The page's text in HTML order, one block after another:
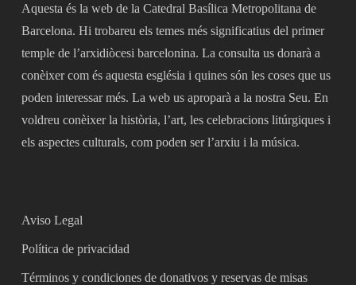
Aquesta és la web de la Catedral Basílica Metropolitana de
Barcelona. Hi trobareu els temes més significatius del primer
temple de l’arxidiòcesi barcelonina. La consulta us donarà a
conèixer com és aquesta església i quines són les coses que us
poden interessar més. La web us aproparà a la nostra Seu. En
voldreu conèixer la història, l’art, les celebracions litúrgiques i
els aspectes culturals, com poden ser l’arxiu i la música.
Aviso Legal
Política de privacidad
Términos y condiciones de donativos y reservas de misas